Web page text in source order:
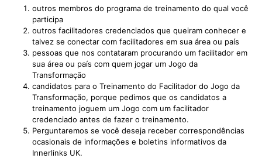
outros membros do programa de treinamento do qual você
participa
outros facilitadores credenciados que queiram conhecer e
talvez se conectar com facilitadores em sua área ou país
pessoas que nos contataram procurando um facilitador em
sua área ou país com quem jogar um Jogo da
Transformação
candidatos para o Treinamento do Facilitador do Jogo da
Transformação, porque pedimos que os candidatos a
treinamento joguem um Jogo com um facilitador
credenciado antes de fazer o treinamento.
Perguntaremos se você deseja receber correspondências
ocasionais de informações e boletins informativos da
Innerlinks UK.